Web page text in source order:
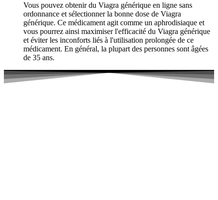
Vous pouvez obtenir du Viagra générique en ligne sans
ordonnance et sélectionner la bonne dose de Viagra
générique. Ce médicament agit comme un aphrodisiaque et
vous pourrez ainsi maximiser l'efficacité du Viagra générique
et éviter les inconforts liés à l'utilisation prolongée de ce
médicament. En général, la plupart des personnes sont âgées
de 35 ans.